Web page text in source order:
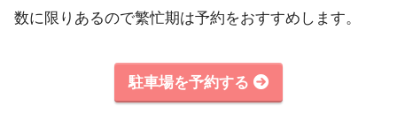
数に限りあるので繁忙期は予約をおすすめします。
駐車場を予約する